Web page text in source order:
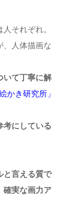
それぞれ。
、人体描画な
いて丁寧に解
かき研究所」
考にしている
と言える質で
確実な画力ア